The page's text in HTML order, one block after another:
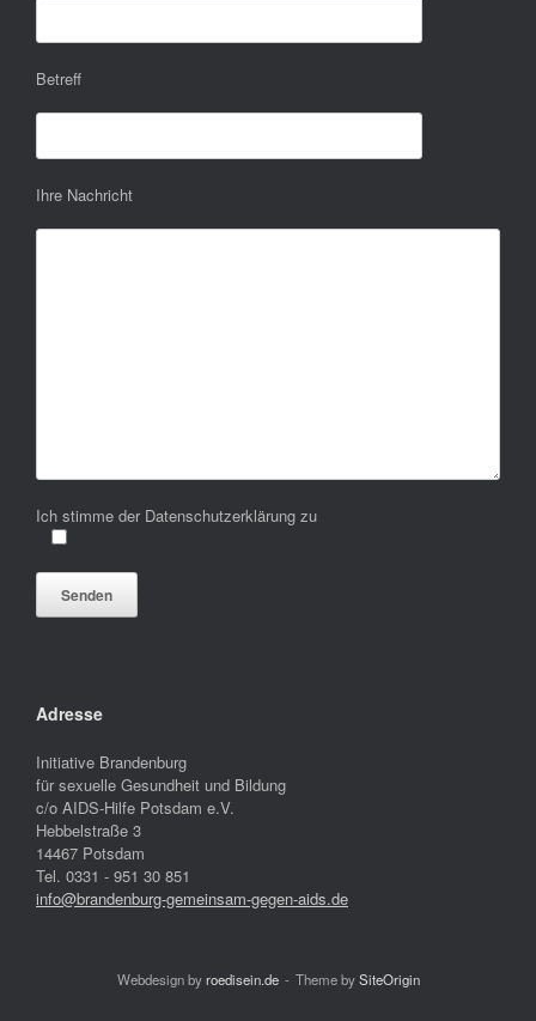
Betreff
Ihre Nachricht
Ich stimme der Datenschutzerklärung zu
Bitte lasse dieses Feld leer.
Adresse
Initiative Brandenburg
für sexuelle Gesundheit und Bildung
c/o AIDS-Hilfe Potsdam e.V.
Hebbelstraße 3
14467 Potsdam
Tel. 0331 - 951 30 851
info@brandenburg-gemeinsam-gegen-aids.de
Webdesign byroedisein.de Theme bySiteOrigin